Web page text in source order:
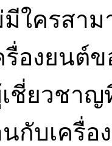
ใครสา
องยนต์
ชี่ยวชา
กับเครื่อ